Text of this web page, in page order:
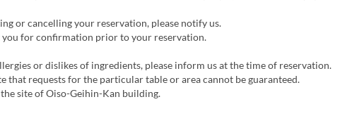
or cancelling your reservation, please notify us.
you for confirmation prior to your reservation.
or dislikes of ingredients, please inform us at the time of reservation.
that requests for the particular table or area cannot be guaranteed.
site of Oiso-Geihin-Kan building.